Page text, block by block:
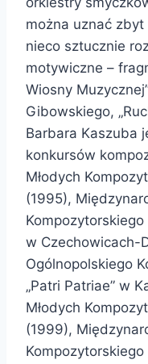
można uznać zbyt
nieco sztucznie
motywiczne –
Wiosny
Gibowskiego,
Barbara Kaszuba
konkursów
Młodych
(1995),
w Czechowicach-
Ogólnopolskiego
„Patri Patriae” w
Młodych
(1999),
Kompozytorskiego